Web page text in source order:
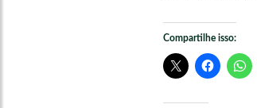
Compartilhe isso: